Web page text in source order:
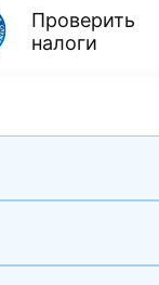
Проверить
налоги